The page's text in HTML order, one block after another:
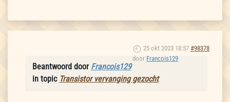
25 okt 2023 18:57 #98378
door Francois129
Beantwoord door Francois129
in topic Transistor vervanging gezocht